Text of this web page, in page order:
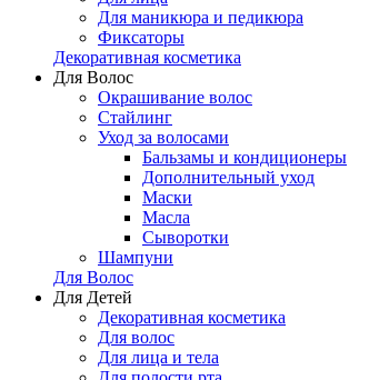
Для маникюра и педикюра
Фиксаторы
Декоративная косметика
Для Волос
Окрашивание волос
Стайлинг
Уход за волосами
Бальзамы и кондиционеры
Дополнительный уход
Маски
Масла
Сыворотки
Шампуни
Для Волос
Для Детей
Декоративная косметика
Для волос
Для лица и тела